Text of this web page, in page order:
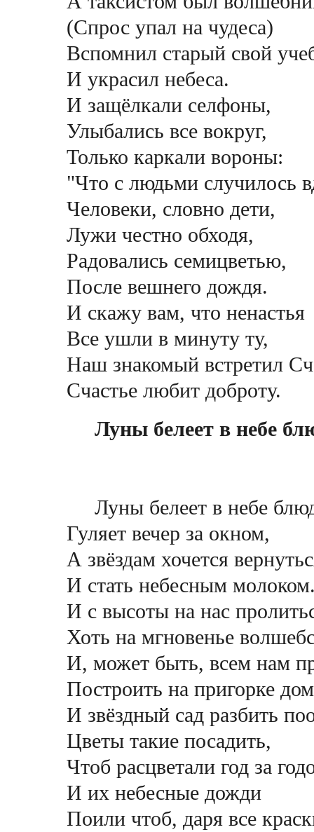
(Спрос упал на чудеса)
Вспомнил старый свой
И украсил небеса.
И защёлкали селфоны,
Улыбались все вокруг,
Только каркали вороны:
"Что с людьми случилось
Человеки, словно дети,
Лужи честно обходя,
Радовались семицветью,
После вешнего дождя.
И скажу вам, что ненастья
Все ушли в минуту ту,
Наш знакомый встретил
Счастье любит доброту.
Луны белеет в небе
Луны белеет в небе
Гуляет вечер за окном,
А звёздам хочется
И стать небесным
И с высоты на нас
Хоть на мгновенье
И, может быть, всем нам
Построить на пригорке дом
И звёздный сад разбить
Цветы такие посадить,
Чтоб расцветали год за
И их небесные дожди
Поили чтоб, даря все